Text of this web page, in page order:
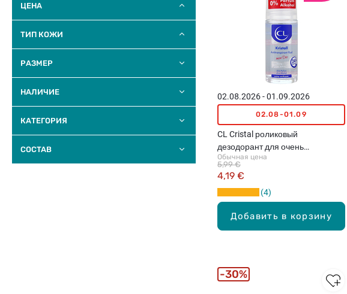
ЦЕНА
ТИП КОЖИ
РАЗМЕР
НАЛИЧИЕ
КАТЕГОРИЯ
COCTAB
Добавить в корзину
02.08.2026 - 01.09.2026
02.08-01.09
CL Cristal роликовый
дезодорант для очень
чувствительной кожи, 50мл
Обычная цена
4,19 €
5,99 €
4
30%